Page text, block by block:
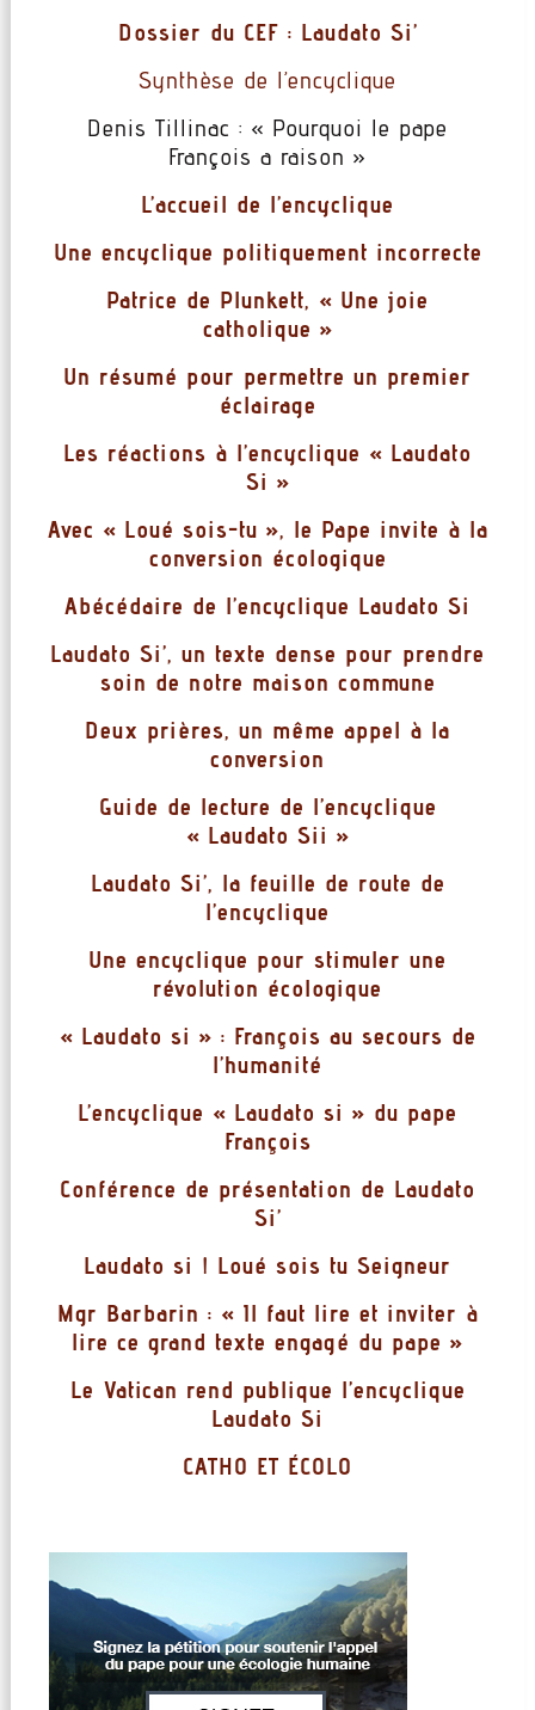
Dossier du CEF : Laudato Si’
Synthèse de l’encyclique
Denis Tillinac : « Pourquoi le pape
François a raison »
L’accueil de l’encyclique
Une encyclique politiquement incorrecte
Patrice de Plunkett, « Une joie
catholique »
Un résumé pour permettre un premier
éclairage
Les réactions à l’encyclique « Laudato
Si »
Avec « Loué sois-tu », le Pape invite à la
conversion écologique
Abécédaire de l’encyclique Laudato Si
Laudato Si’, un texte dense pour prendre
soin de notre maison commune
Deux prières, un même appel à la
conversion
Guide de lecture de l’encyclique
« Laudato Sii »
Laudato Si’, la feuille de route de
l’encyclique
Une encyclique pour stimuler une
révolution écologique
« Laudato si » : François au secours de
l’humanité
L’encyclique « Laudato si » du pape
François
Conférence de présentation de Laudato
Si’
Laudato si ! Loué sois tu Seigneur
Mgr Barbarin : « Il faut lire et inviter à
lire ce grand texte engagé du pape »
Le Vatican rend publique l’encyclique
Laudato Si
CATHO ET ÉCOLO